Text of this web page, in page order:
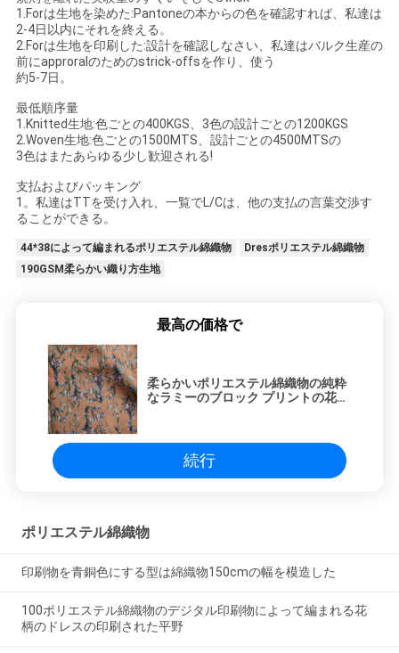
1.Forは生地を染めた:Pantoneの本からの色を確認すれば、私達は
2-4日以内にそれを終える。
2.Forは生地を印刷した:設計を確認しなさい、私達はバルク生産の
前にapproralのためのstrick-offsを作り、使う
約5-7日。
最低順序量
1.Knitted生地:色ごとの400KGS、3色の設計ごとの1200KGS
2.Woven生地:色ごとの1500MTS、設計ごとの4500MTSの
3色はまたあらゆる少し歓迎される!
支払およびパッキング
1。私達はTTを受け入れ、一覧でL/Cは、他の支払の言葉交渉す
ることができる。
44*38によって編まれるポリエステル綿織物
Dresポリエステル綿織物
190GSM柔らかい織り方生地
最高の価格で
柔らかいポリエステル綿織物の純粋
なラミーのブロック プリントの花柄
続行
ポリエステル綿織物
印刷物を青銅色にする型は綿織物150cmの幅を模造した
100ポリエステル綿織物のデジタル印刷物によって編まれる花
柄のドレスの印刷された平野